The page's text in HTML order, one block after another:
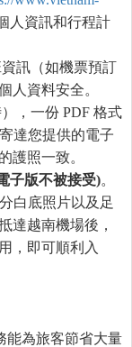
人資訊和行程計
訊（如機票預訂
人資料安全。
，一份 PDF 格式
達您提供的電子
護照一致。
子版不被接受)。
白底照片以及足
達越南機場後，
，即可順利入
能為旅客節省大量